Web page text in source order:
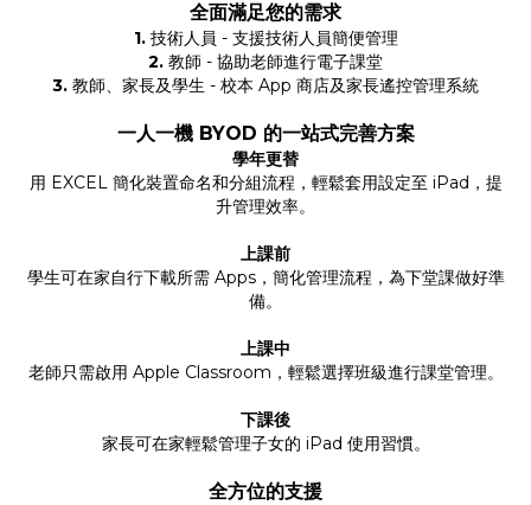
全面滿足您的需求
1.技術人員 - 支援技術人員簡便管理
2. 教師 - 協助老師進行電子課堂
3. 教師、家長及學生 - 校本 App 商店及家長遙控管理系統
​一人一機 BYOD 的一站式完善方案
學年更替
​用 EXCEL 簡化裝置命名和分組流程，輕鬆套用設定至 iPad，提
升管理效率。
上課前
​學生可在家自行下載所需 Apps，簡化管理流程，為下堂課做好準
備。
上課中
​老師只需啟用 Apple Classroom，輕鬆選擇班級進行課堂管理。
下課後
​家長可在家輕鬆管理子女的 iPad 使用習慣。
全方位的支援